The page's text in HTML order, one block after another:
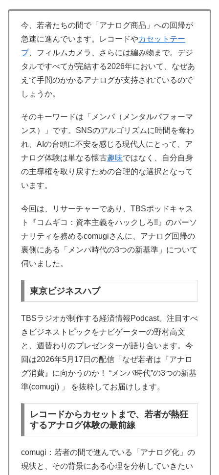
今、若者たちの間で「アナログ商品」への回帰が
急速に進んでいます。レコードやカセットテー
プ、フィルムカメラ、さらには編み物まで。デジ
タルですべてが完結する2026年において、なぜあ
えて手間のかかるアナログが支持されているので
しょうか。
そのキーワードは「メンパ（メンタルパフォーマ
ンス）」です。SNSのアルゴリズムに時間を奪わ
れ、AIの台頭に不安を感じる現代人にとって、ア
ナログ体験は単なる懐古趣味ではなく、自分自身
の主導権を取り戻すための合理的な選択となって
います。
今回は、リサーチャーであり、TBSポッドキャス
ト『コムギコ：資本主義をハックしろ!!』のパーソ
ナリティを務めるcomugiさんに、アナログ回帰の
裏側にある「メンパ時代の3つの新基準」について
伺いました。
東京ビジネスハブ
TBSラジオが制作する経済情報Podcast。注目すべ
きビジネストピックをナビゲーターの野村高文
と、週替わりのプレゼンターが語り合います。今
回は2026年5月17日の配信「なぜ若者は『アナロ
グ消費』に向かうのか！ “メンパ時代”の3つの新基
準(comugi) 」 を抜粋してお届けします。
レコードからカセットまで、若者が熱狂
するアナログ体験の最前線
comugi：若者の間で進んでいる「アナログ化」の
現状と、その背景にある心理を分析していきたい